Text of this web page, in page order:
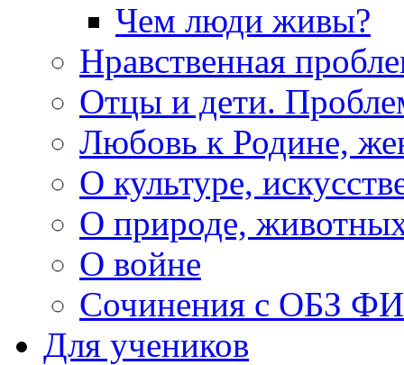
Чем люди живы?
Нравственная
Отцы и дети.
Любовь к Родине,
О культуре,
О природе,
О войне
Сочинения с ОБЗ
Для учеников